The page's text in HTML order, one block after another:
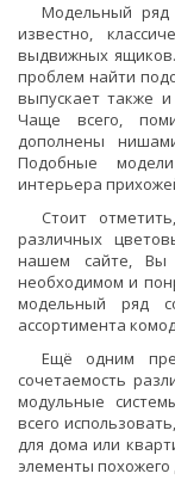
Модельный ряд
известно,
выдвижных
проблем найти
выпускает также
Чаще всего,
дополнены
Подобные
интерьера
Стоит
различных
нашем сайте,
необходимом и
модельный ряд
ассортимента
Ещё одним
сочетаемость
модульные
всего
для дома или
элементы